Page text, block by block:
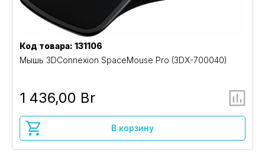
Код товара: 131106
Мышь 3DConnexion SpaceMouse Pro (3DX-700040)
1 436,00 Br
В корзину